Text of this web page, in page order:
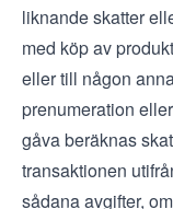
liknande skatter
med köp av
eller till någon
prenumeration
gåva beräknas
transaktionen
sådana avgifter,